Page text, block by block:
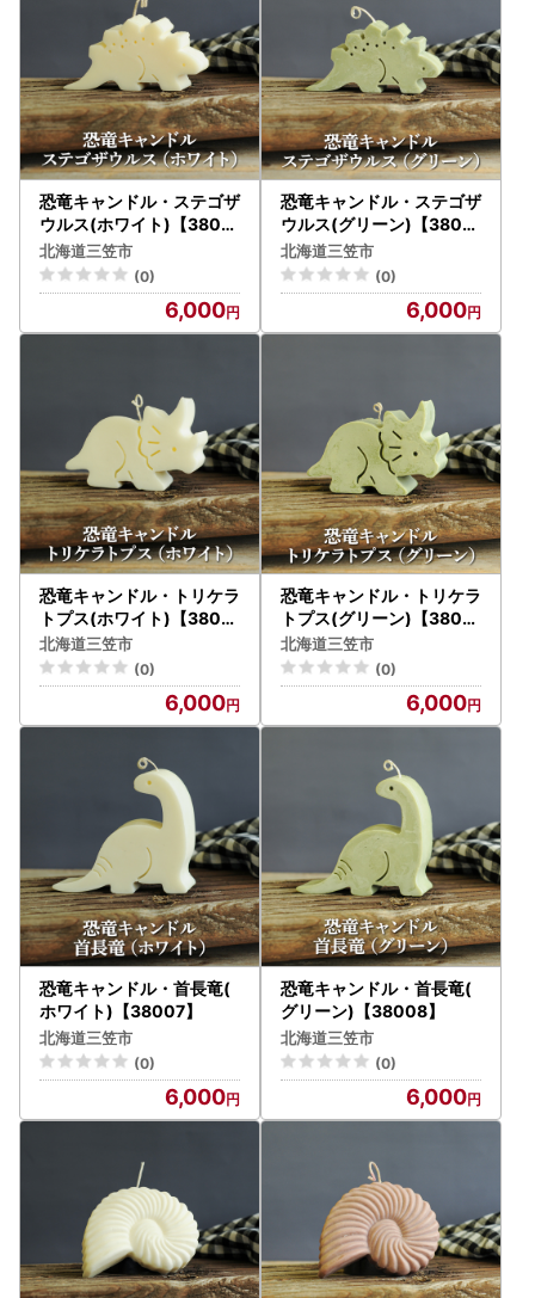
恐竜キャンドル・ステゴザ
ウルス(ホワイト)【3800
3】
北海道三笠市
(0)
6,000
恐竜キャンドル・ステゴザ
ウルス(グリーン)【3800
4】
北海道三笠市
(0)
6,000
恐竜キャンドル・トリケラ
トプス(ホワイト)【3800
5】
北海道三笠市
(0)
6,000
恐竜キャンドル・トリケラ
トプス(グリーン)【3800
6】
北海道三笠市
(0)
6,000
恐竜キャンドル・首長竜(
ホワイト)【38007】
北海道三笠市
(0)
6,000
恐竜キャンドル・首長竜(
グリーン)【38008】
北海道三笠市
(0)
6,000